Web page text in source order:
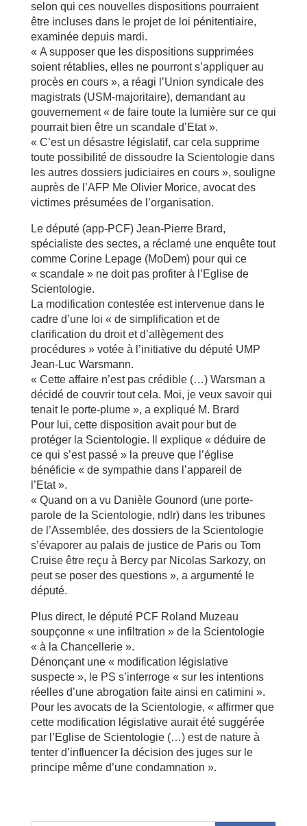
selon qui ces nouvelles dispositions pourraient
être incluses dans le projet de loi pénitentiaire,
examinée depuis mardi.
« A supposer que les dispositions supprimées
soient rétablies, elles ne pourront s’appliquer au
procès en cours », a réagi l’Union syndicale des
magistrats (USM-majoritaire), demandant au
gouvernement « de faire toute la lumière sur ce qui
pourrait bien être un scandale d’Etat ».
« C’est un désastre législatif, car cela supprime
toute possibilité de dissoudre la Scientologie dans
les autres dossiers judiciaires en cours », souligne
auprès de l’AFP Me Olivier Morice, avocat des
victimes présumées de l’organisation.
Le député (app-PCF) Jean-Pierre Brard,
spécialiste des sectes, a réclamé une enquête tout
comme Corine Lepage (MoDem) pour qui ce
« scandale » ne doit pas profiter à l’Eglise de
Scientologie.
La modification contestée est intervenue dans le
cadre d’une loi « de simplification et de
clarification du droit et d’allègement des
procédures » votée à l’initiative du député UMP
Jean-Luc Warsmann.
« Cette affaire n’est pas crédible (…) Warsman a
décidé de couvrir tout cela. Moi, je veux savoir qui
tenait le porte-plume », a expliqué M. Brard
Pour lui, cette disposition avait pour but de
protéger la Scientologie. Il explique « déduire de
ce qui s’est passé » la preuve que l’église
bénéficie « de sympathie dans l’appareil de
l’Etat ».
« Quand on a vu Danièle Gounord (une porte-
parole de la Scientologie, ndlr) dans les tribunes
de l’Assemblée, des dossiers de la Scientologie
s’évaporer au palais de justice de Paris ou Tom
Cruise être reçu à Bercy par Nicolas Sarkozy, on
peut se poser des questions », a argumenté le
député.
Plus direct, le député PCF Roland Muzeau
soupçonne « une infiltration » de la Scientologie
« à la Chancellerie ».
Dénonçant une « modification législative
suspecte », le PS s’interroge « sur les intentions
réelles d’une abrogation faite ainsi en catimini ».
Pour les avocats de la Scientologie, « affirmer que
cette modification législative aurait été suggérée
par l’Eglise de Scientologie (…) est de nature à
tenter d’influencer la décision des juges sur le
principe même d’une condamnation ».